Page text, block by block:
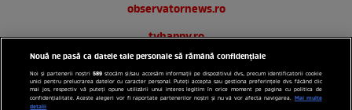
observatornews.ro
tvhappy.ro
useit.ro
zutv.ro
Nouă ne pasă ca datele tale personale să rămână confidențiale
Noi și partenerii noștri589 stocăm și/sau accesăm informații pe dispozitivul dvs., precum identificatorii cookie
unici pentru prelucrarea datelor cu caracter personal. Puteți accepta sau gestiona preferințele dvs. făcând clic
mai jos, respectiv vă puteți opune utilizării unui interes legitim în orice moment pe pagina cu politica de
confidențialitate. Aceste alegeri vor fi raportate partenerilor noștri și nu vă vor afecta navigarea. Mai multe
detalii